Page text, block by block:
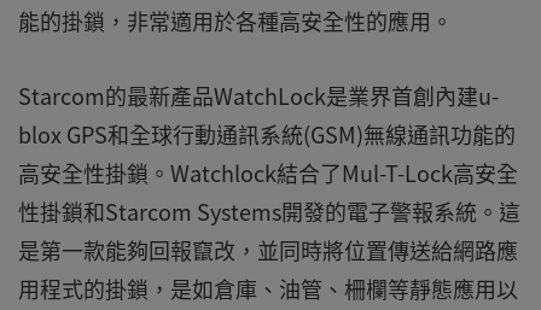
能的掛鎖，非常適用於各種高安全性的應用。
Starcom的最新產品WatchLock是業界首創內建u-
blox GPS和全球行動通訊系統(GSM)無線通訊功能的
高安全性掛鎖。Watchlock結合了Mul-T-Lock高安全
性掛鎖和Starcom Systems開發的電子警報系統。這
是第一款能夠回報竄改，並同時將位置傳送給網路應
用程式的掛鎖，是如倉庫、油管、柵欄等靜態應用以